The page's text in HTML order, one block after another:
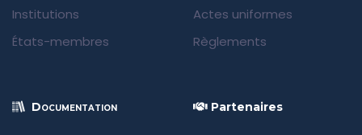
Institutions
États-membres
Actes uniformes
Règlements
Documentation Partenaires